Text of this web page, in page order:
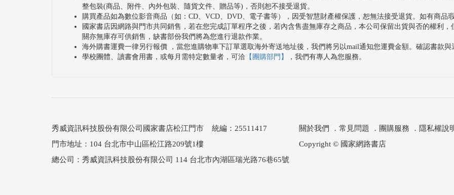
整包裝(商品、附件、內外包裝、隨貨文件、贈品等)，否則恕不接受退貨。
購買產品如為數位影音商品（如：CD、VCD、DVD、電子書等），因受智慧財產權保護，恕無法接受退貨。如有商品
國家書店因網路與門市共同銷售，若在您完成訂單程序之後，若內含售盡無庫存之商品，本公司保留出貨與否的權利
關亦無庫存可供銷售，缺書部份我們將為您進行退款作業。
海外購書運費一律另行報價 ，當您進購物車下訂單選取海外寄送地址後，我們將另以mail通知您運費金額。確認書款
學校團體、讀書會用書，或每月需特定數量者，可洽 【團購部門】 ，我們有專人為您服務。
秀威資訊科技股份有限公司國家書店松江門市 統編：25511417
門市地址：104 台北市中山區松江路209號1樓
關於我們 ． 常見問題 ． 團購服務 ． 隱私權說
Copyright © 國家網路書店
總公司：秀威資訊科技股份有限公司 114 台北市內湖區瑞光路76巷65號